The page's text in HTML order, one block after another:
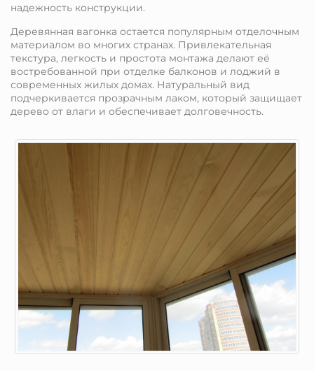
надежность конструкции.
Деревянная вагонка остается популярным отделочным
материалом во многих странах. Привлекательная
текстура, легкость и простота монтажа делают её
востребованной при отделке балконов и лоджий в
современных жилых домах. Натуральный вид
подчеркивается прозрачным лаком, который защищает
дерево от влаги и обеспечивает долговечность.